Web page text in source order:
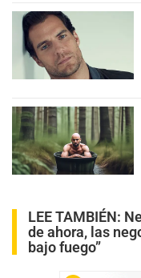
LEE TAMBIÉN:
de ahora, las
bajo fuego”